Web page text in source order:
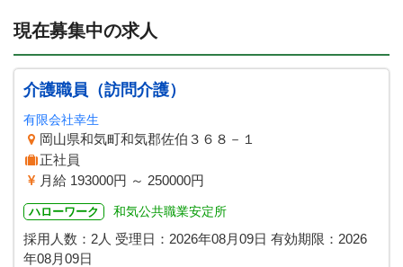
現在募集中の求人
介護職員（訪問介護）
有限会社幸生
岡山県和気町和気郡佐伯３６８－１
正社員
月給 193000円 ～ 250000円
ハローワーク 和気公共職業安定所
採用人数：2人 受理日： 2026年08月09日 有効期限： 2026
年08月09日